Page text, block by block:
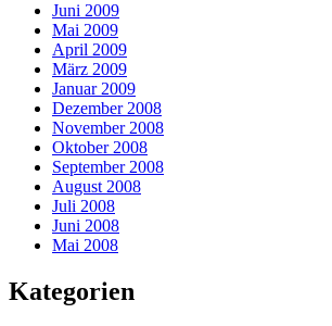
Juni 2009
Mai 2009
April 2009
März 2009
Januar 2009
Dezember 2008
November 2008
Oktober 2008
September 2008
August 2008
Juli 2008
Juni 2008
Mai 2008
Kategorien